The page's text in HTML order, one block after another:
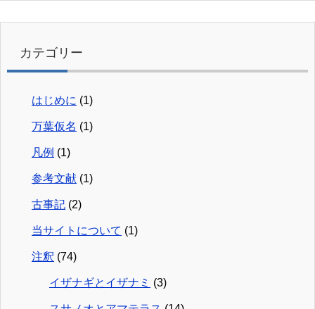
カテゴリー
はじめに (1)
万葉仮名 (1)
凡例 (1)
参考文献 (1)
古事記 (2)
当サイトについて (1)
注釈 (74)
イザナギとイザナミ (3)